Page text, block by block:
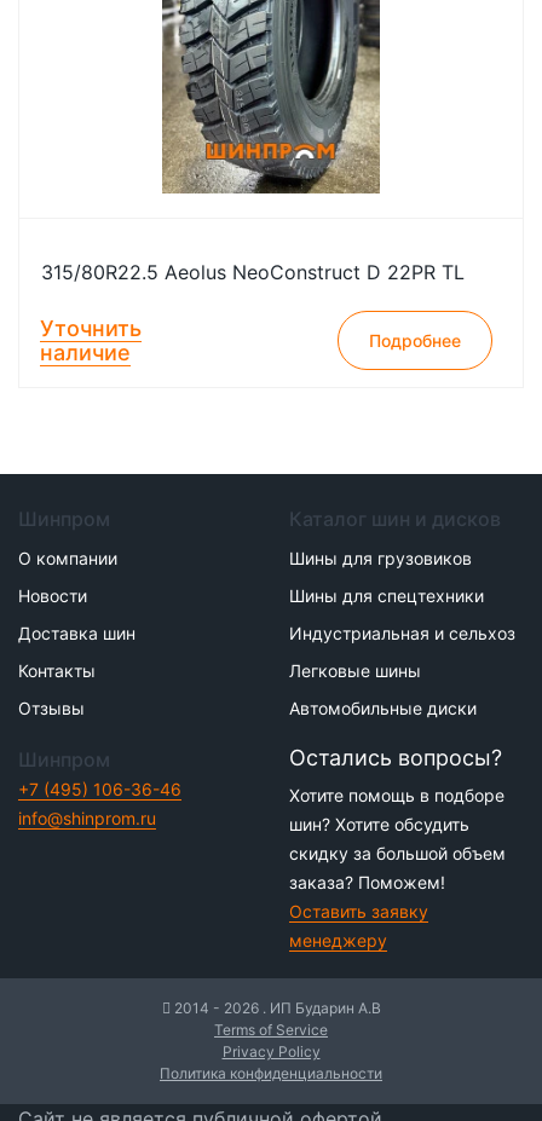
315/80R22.5 Aeolus NeoConstruct D 22PR TL
Уточнить
наличие
Подробнее
Шинпром
О компании
Новости
Доставка шин
Контакты
Отзывы
Каталог шин и дисков
Шины для грузовиков
Шины для спецтехники
Индустриальная и сельхоз
Легковые шины
Автомобильные диски
Шинпром
+7 (495) 106-36-46
info@shinprom.ru
Остались вопросы?
Хотите помощь в подборе
шин? Хотите обсудить
скидку за большой объем
заказа? Поможем!
Оставить заявку
менеджеру
2014 - 2026 . ИП Бударин А.В
Terms of Service
Privacy Policy
Политика конфиденциальности